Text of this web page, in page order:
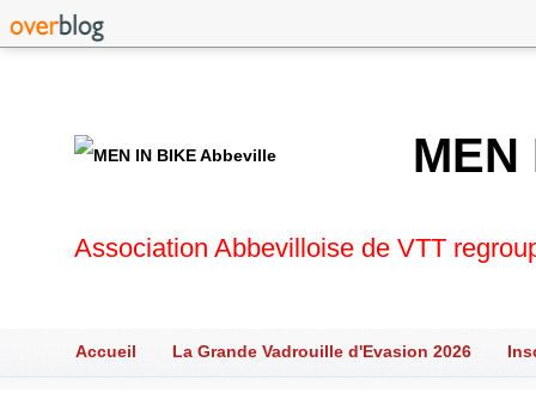
Association Abbevilloise de VTT
Accueil La Grande Vadrouille d'Evasion 2026